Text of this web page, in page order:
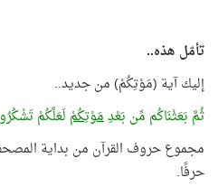
تأمّل هذه..
إليك آية (مَوْتِكُمْ) من جديد..
ثُمَّ بَعَثْنَاكُم مِّن بَعْدِمَوْتِكُمْلَعَلَّكُمْ
مجموع حروف القرآن من بداية
حرفًا.